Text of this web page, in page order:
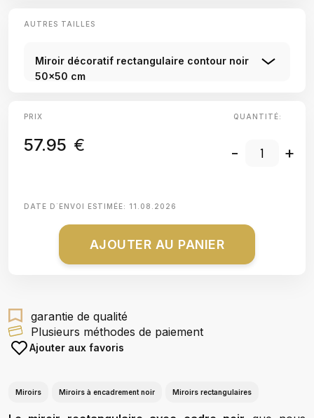
AUTRES TAILLES
Miroir décoratif rectangulaire contour noir
50x50 cm
PRIX
57.95 €
QUANTITÉ:
- +
DATE D΄ENVOI ESTIMÉE: 11.08.2026
AJOUTER AU PANIER
garantie de qualité
Plusieurs méthodes de paiement
Ajouter aux favoris
Miroirs Miroirs à encadrement noir Miroirs rectangulaires